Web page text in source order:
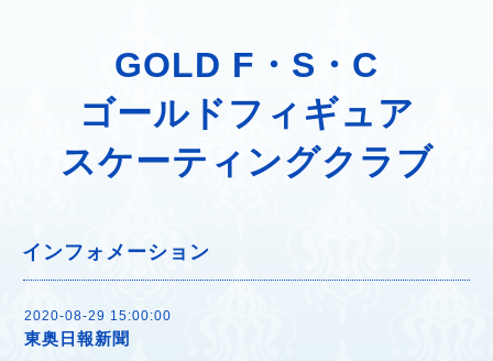
GOLD F・S・C
ゴールドフィギュア
スケーティングクラブ
インフォメーション
2020-08-29 15:00:00
東奥日報新聞